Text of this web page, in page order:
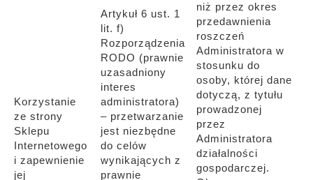
Korzystanie
ze strony
Sklepu
Internetowego
i zapewnienie
jej
Artykuł 6 ust. 1
lit. f)
Rozporządzenia
RODO (prawnie
uzasadniony
interes
administratora)
– przetwarzanie
jest niezbędne
do celów
wynikających z
prawnie
niż przez okres
przedawnienia
roszczeń
Administratora w
stosunku do
osoby, której dane
dotyczą, z tytułu
prowadzonej
przez
Administratora
działalności
gospodarczej.